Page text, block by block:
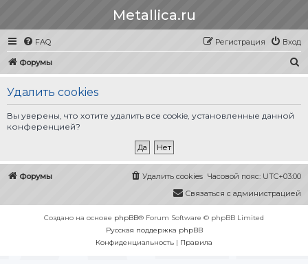
Metallica.ru
FAQ Вход
Регистрация
Форумы
Удалить cookies
Вы уверены, что хотите удалить все cookie, установленные данной
конференцией?
Форумы Часовой пояс: UTC+03:00
Удалить cookies
Связаться с администрацией
Создано на основе phpBB® Forum Software © phpBB Limited
Русская поддержка phpBB
Конфиденциальность | Правила